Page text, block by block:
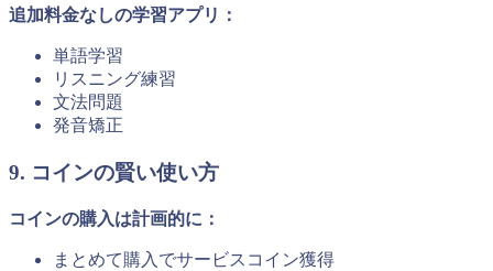
追加料金なしの学習アプリ：
単語学習
リスニング練習
文法問題
発音矯正
9. コインの賢い使い方
コインの購入は計画的に：
まとめて購入でサービスコイン獲得